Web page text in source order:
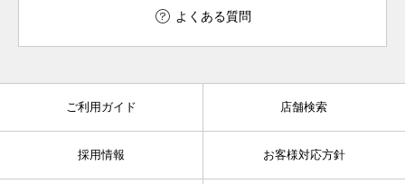
よくある質問
ご利用ガイド 店舗検索
採用情報 お客様対応方針